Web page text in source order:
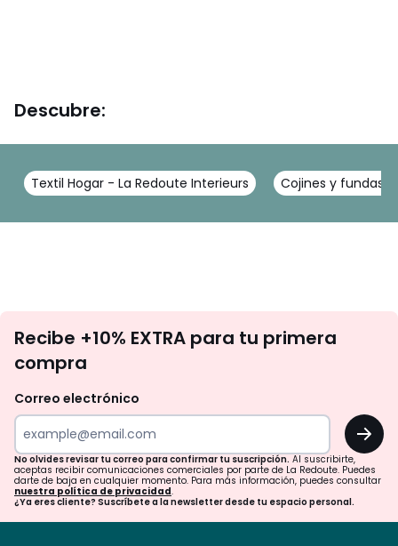
Descubre:
Textil Hogar - La Redoute Interieurs Cojines y fundas
te
tu
para
confirmar
tu
suscripción.
Recibe +10% EXTRA para tu primera
compra
Correo electrónico
OK
No olvides revisar tu correo para confirmar tu suscripción. Al suscribirte,
aceptas recibir comunicaciones comerciales por parte de La Redoute. Puedes
darte de baja en cualquier momento. Para más información, puedes consultar
nuestra política de privacidad.
¿Ya eres cliente? Suscríbete a la newsletter desde tu espacio personal.